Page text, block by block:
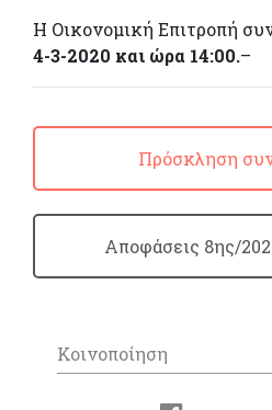
Η Οικονομική Επιτροπή
4-3-2020 και ώρα 14:00.–
Πρόσκληση
Απoφάσεις 8ης/
Κοινοποίηση